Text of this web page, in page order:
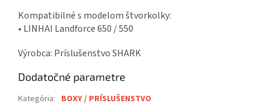
Kompatibilné s modelom štvorkolky:
• LINHAI Landforce 650 / 550
Výrobca: Príslušenstvo SHARK
Dodatočné parametre
Kategória: BOXY / PRÍSLUŠENSTVO